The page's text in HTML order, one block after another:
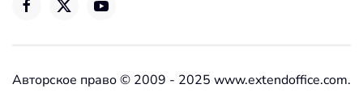
Авторское право © 2009 - 2025 www.extendoffice.com.